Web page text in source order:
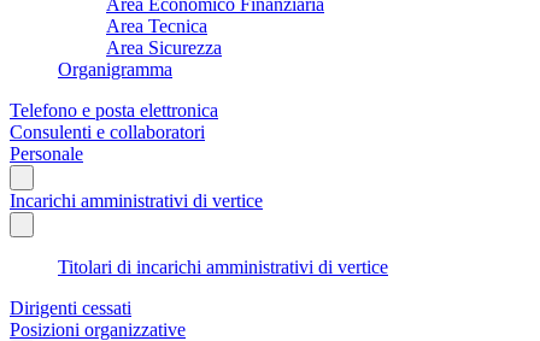
Area Tecnica
Area Sicurezza
Organigramma
Telefono e posta elettronica
Consulenti e collaboratori
Personale
Incarichi amministrativi di vertice
Titolari di incarichi amministrativi di vertice
Dirigenti cessati
Posizioni organizzative